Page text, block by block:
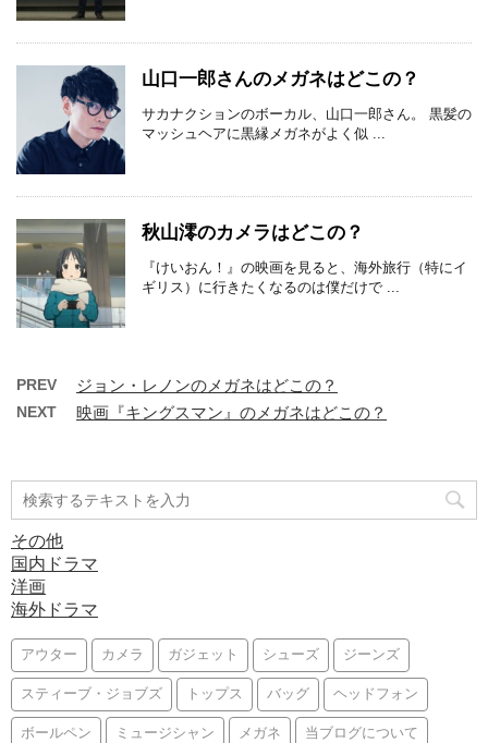
山口一郎さんのメガネはどこの？
サカナクションのボーカル、山口一郎さん。 黒髪の
マッシュヘアに黒縁メガネがよく似 ...
秋山澪のカメラはどこの？
『けいおん！』の映画を見ると、海外旅行（特にイ
ギリス）に行きたくなるのは僕だけで ...
PREV ジョン・レノンのメガネはどこの？
NEXT 映画『キングスマン』のメガネはどこの？
その他
国内ドラマ
洋画
海外ドラマ
アウター カメラ ガジェット シューズ ジーンズ
スティーブ・ジョブズ トップス バッグ ヘッドフォン
ボールペン ミュージシャン メガネ 当ブログについて